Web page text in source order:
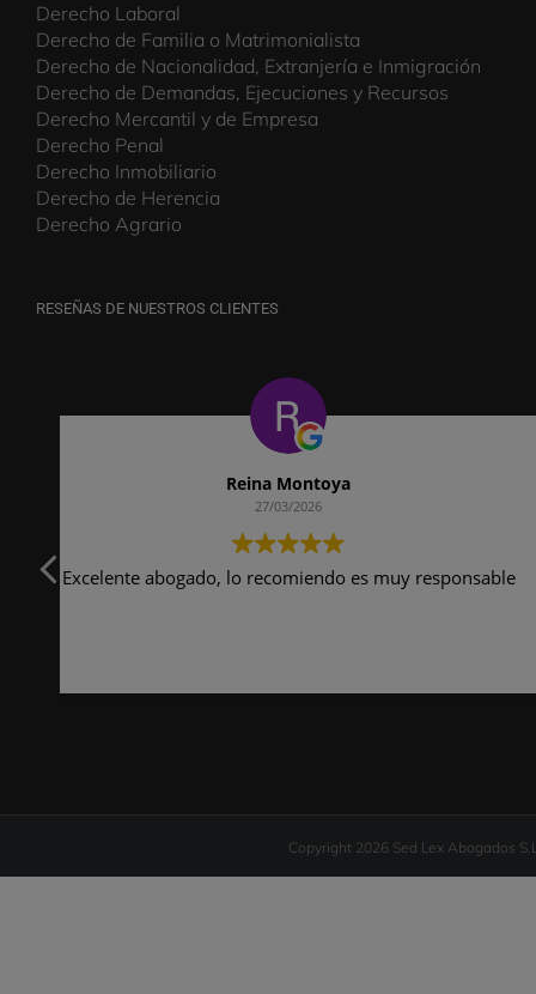
Derecho Laboral
Derecho de Familia o Matrimonialista
Derecho de Nacionalidad, Extranjería e Inmigración
Derecho de Demandas, Ejecuciones y Recursos
Derecho Mercantil y de Empresa
Derecho Penal
Derecho Inmobiliario
Derecho de Herencia
Derecho Agrario
RESEÑAS DE NUESTROS CLIENTES
Copyright 2026 Sed Lex Abogados